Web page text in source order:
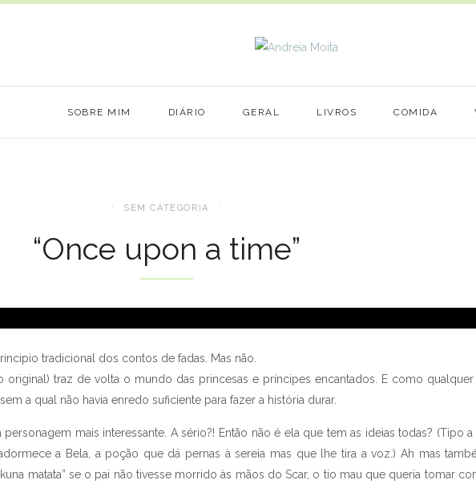
SOBRE MIM DIÁRIO GERAL LIVROS COMIDA
SEM CATEGORIA
“Once upon a time”
tradicional dos contos de fadas. Mas não.
original) traz de volta o mundo das princesas e príncipes encantados. E como
a qual não havia enredo suficiente para fazer a história durar.
mais interessante. A sério?! Então não é ela que tem as ideias todas? (Tipo a
a Bela, a poção que dá pernas à sereia mas que lhe tira a voz.) Ah mas
matata” se o pai não tivesse morrido às mãos do Scar, o tio mau que queria tomar